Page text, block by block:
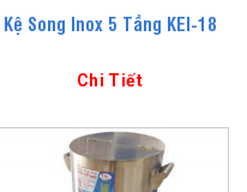
Kệ Song Inox 5 Tầng KEI-18
Chi Tiết